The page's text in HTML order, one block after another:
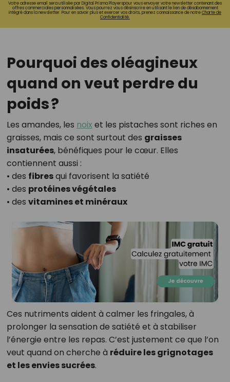
Votre adresse email sera utilisée par Digital Prisma Playerspour vous envoyer votre newsletter contenant des
offres commerciales personnalisées. Vous pourrez vous désinscrire en utilisant le lien de désabonnement
intégré dans la newsletter. Pour en savoir plus et exercer vos droits, prenez connaissance de notreCharte de
Confidentialité.
Pourquoi des oléagineux
quand on veut perdre du
poids ?
Les amandes, les noix et les pistaches sont riches en
graisses, mais ce sont surtout des graisses
insaturées, bénéfiques pour le cœur. Elles
contiennent aussi :
• des fibresqui favorisent la satiété
• des protéines végétales
• des vitamines et minéraux
Ces nutriments aident à calmer les fringales, à
prolonger la sensation de satiété et à stabiliser
l’énergie entre les repas. C’est justement ce que l’on
veut quand on cherche à réduire les grignotages
et les envies sucrées.